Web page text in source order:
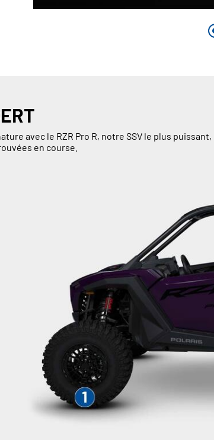
avec le RZR Pro R, notre SSV le plus puissant,
en course.